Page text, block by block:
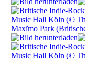
Maxïmo Park